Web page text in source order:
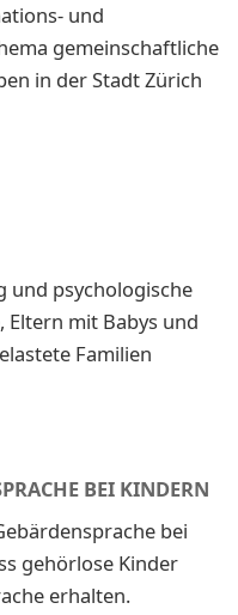
und
gemeinschaftliche
in der Stadt Zürich
und psychologische
mit Babys und
Familien
BEI KINDERN
bei
gehörlose Kinder
erhalten.